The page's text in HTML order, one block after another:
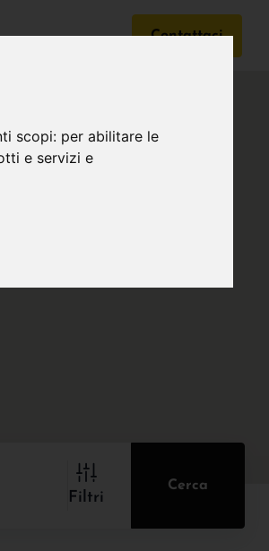
scopi: per abilitare le
e servizi e
Contattaci
Filtri
Cerca